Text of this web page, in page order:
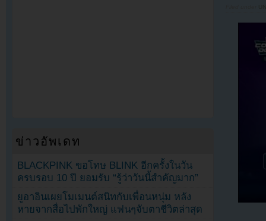
ข่าวอัพเดท
BLACKPINK ขอโทษ BLINK อีกครั้งในวัน
ครบรอบ 10 ปี ยอมรับ “รู้ว่าวันนี้สำคัญมาก”
ยูอาอินเผยโมเมนต์สนิทกับเพื่อนหนุ่ม หลัง
หายจากสื่อไปพักใหญ่ แฟนๆจับตาชีวิตล่าสุด